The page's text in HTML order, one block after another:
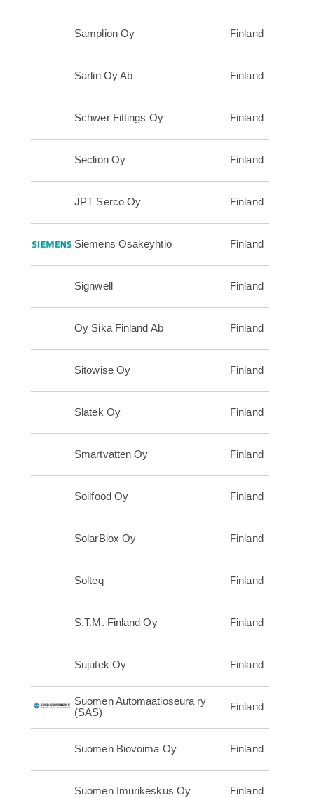
Samplion Oy Finland
Sarlin Oy Ab Finland
Schwer Fittings Oy Finland
Seclion Oy Finland
JPT Serco Oy Finland
Siemens Osakeyhtiö Finland
Signwell Finland
Oy Sika Finland Ab Finland
Sitowise Oy Finland
Slatek Oy Finland
Smartvatten Oy Finland
Soilfood Oy Finland
SolarBiox Oy Finland
Solteq Finland
S.T.M. Finland Oy Finland
Sujutek Oy Finland
Suomen Automaatioseura ry
(SAS)
Finland
Suomen Biovoima Oy Finland
Suomen Imurikeskus Oy Finland